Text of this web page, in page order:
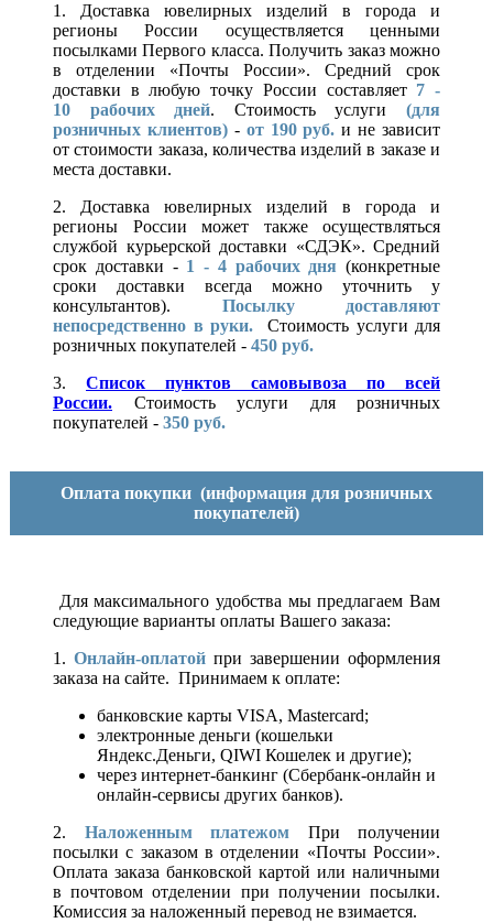
1. Доставка ювелирных изделий в города и
регионы России осуществляется ценными
посылками Первого класса. Получить заказ можно
в отделении «Почты России». Средний срок
доставки в любую точку России составляет 7 -
10 рабочих дней. Стоимость услуги(для
розничных клиентов)- от 190 руб. и не зависит
от стоимости заказа, количества изделий в заказе и
места доставки.
2. Доставка ювелирных изделий в города и
регионы России может также осуществляться
службой курьерской доставки «СДЭК». Средний
срок доставки - 1 - 4 рабочих дня (конкретные
сроки доставки всегда можно уточнить у
консультантов). Посылку доставляют
непосредственно в руки.
Стоимость услуги для
розничных покупателей - 450 руб.
3. Список пунктов самовывоза по всей
России.
Стоимость услуги для розничных
покупателей - 350 руб.
Оплата покупки (информация для розничных
покупателей)
Для максимального удобства мы предлагаем Вам
следующие варианты оплаты Вашего заказа:
1. Онлайн-оплатой при завершении оформления
заказа на сайте. Принимаем к оплате:
банковские карты VISA, Mastercard;
электронные деньги (кошельки
Яндекс.Деньги, QIWI Кошелек и другие);
через интернет-банкинг (Сбербанк-онлайн и
онлайн-сервисы других банков).
2. Наложенным платежом При получении
посылки с заказом в отделении «Почты России».
Оплата заказа банковской картой или наличными
в почтовом отделении при получении посылки.
Комиссия за наложенный перевод не взимается.